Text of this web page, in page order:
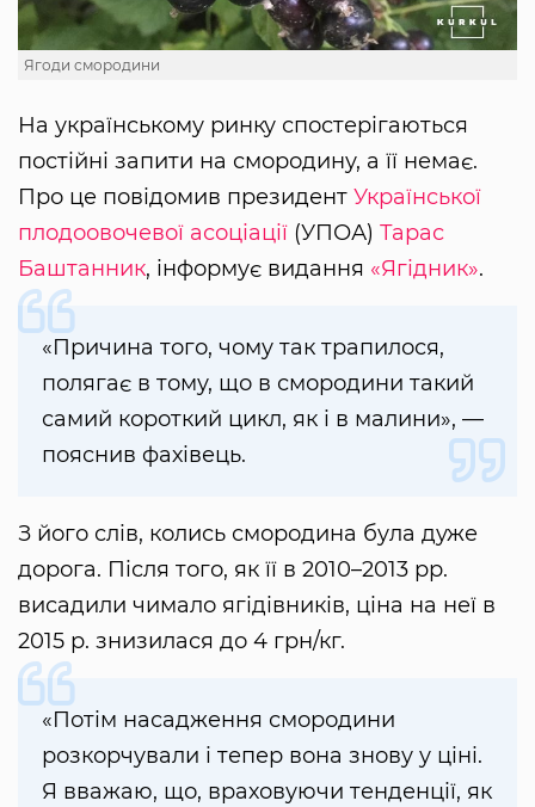
Ягоди смородини
На українському ринку спостерігаються
постійні запити на смородину, а її немає.
Про це повідомив президент Української
плодоовочевої асоціації (УПОА) Тарас
Баштанник, інформує видання «Ягідник».
«Причина того, чому так трапилося,
полягає в тому, що в смородини такий
самий короткий цикл, як і в малини», —
пояснив фахівець.
З його слів, колись смородина була дуже
дорога. Після того, як її в 2010–2013 рр.
висадили чимало ягідівників, ціна на неї в
2015 р. знизилася до 4 грн/кг.
«Потім насадження смородини
розкорчували і тепер вона знову у ціні.
Я вважаю, що, враховуючи тенденції, як